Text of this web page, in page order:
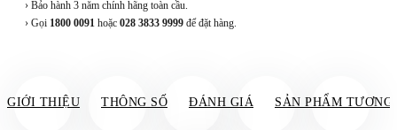
› Bảo hành 3 năm chính hãng toàn cầu.
› Gọi 1800 0091 hoặc 028 3833 9999 để đặt hàng.
GIỚI THIỆU THÔNG SỐ ĐÁNH GIÁ SẢN PHẨM TƯƠNG